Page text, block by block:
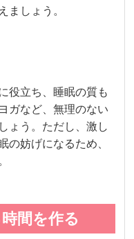
ましょう。
役立ち、睡眠の質も
ガなど、無理のない
ょう。ただし、激し
の妨げになるため、
間を作る